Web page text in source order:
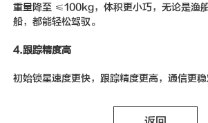
重量降至 ≤100kg，体积更小巧，无论是渔船、游艇还是特种勤务
船，都能轻松驾驭。
4.跟踪精度高
初始锁星速度更快，跟踪精度更高，通信更稳